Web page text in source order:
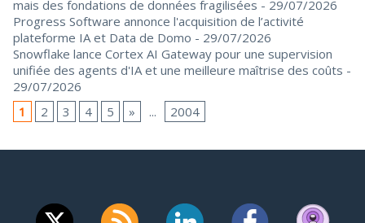
mais des fondations de données fragilisées - 29/07/2026
Progress Software annonce l'acquisition de l’activité
plateforme IA et Data de Domo - 29/07/2026
Snowflake lance Cortex AI Gateway pour une supervision
unifiée des agents d'IA et une meilleure maîtrise des coûts -
29/07/2026
1
2 3 4 5 » ... 2004